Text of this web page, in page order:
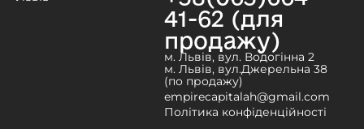
41-62 (для
продажу)
м. Львів, вул. Водогінна 2
м. Львів, вул.Джерельна 38
(по продажу)
empirecapitalah@gmail.com
Політика конфіденційності